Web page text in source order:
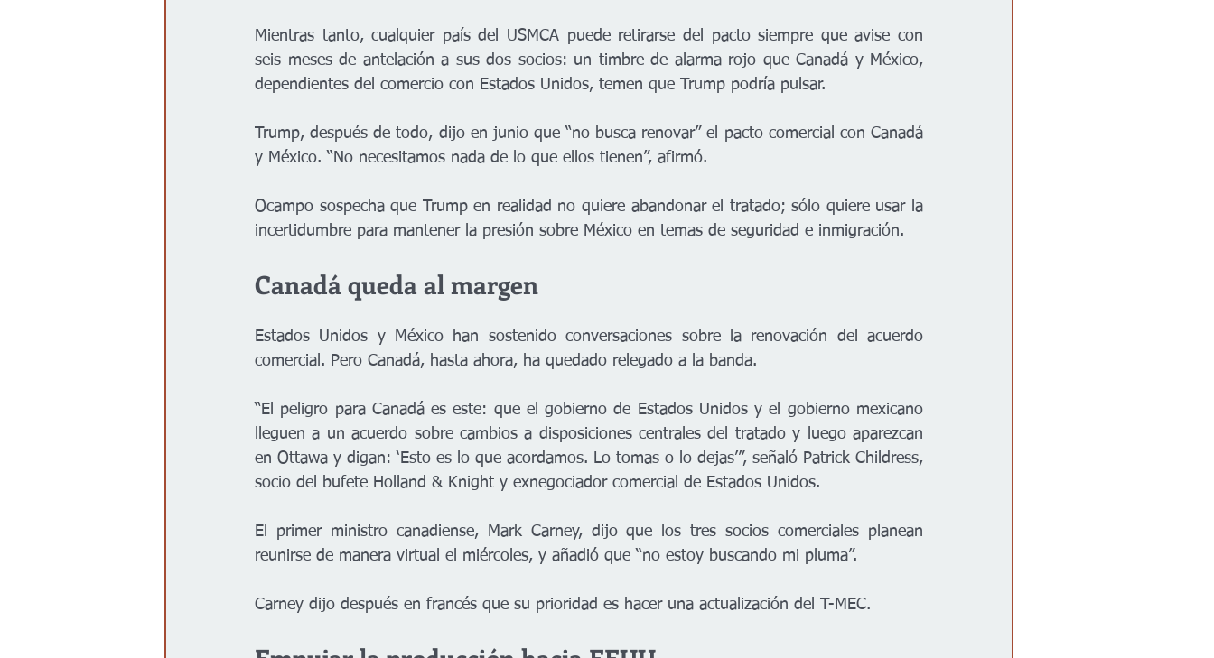
Mientras tanto, cualquier país del USMCA puede retirarse del pacto siempre que avise con
seis meses de antelación a sus dos socios: un timbre de alarma rojo que Canadá y México,
dependientes del comercio con Estados Unidos, temen que Trump podría pulsar.
Trump, después de todo, dijo en junio que “no busca renovar” el pacto comercial con Canadá
y México. “No necesitamos nada de lo que ellos tienen”, afirmó.
Ocampo sospecha que Trump en realidad no quiere abandonar el tratado; sólo quiere usar la
incertidumbre para mantener la presión sobre México en temas de seguridad e inmigración.
Canadá queda al margen
Estados Unidos y México han sostenido conversaciones sobre la renovación del acuerdo
comercial. Pero Canadá, hasta ahora, ha quedado relegado a la banda.
“El peligro para Canadá es este: que el gobierno de Estados Unidos y el gobierno mexicano
lleguen a un acuerdo sobre cambios a disposiciones centrales del tratado y luego aparezcan
en Ottawa y digan: ‘Esto es lo que acordamos. Lo tomas o lo dejas’”, señaló Patrick Childress,
socio del bufete Holland & Knight y exnegociador comercial de Estados Unidos.
El primer ministro canadiense, Mark Carney, dijo que los tres socios comerciales planean
reunirse de manera virtual el miércoles, y añadió que “no estoy buscando mi pluma”.
Carney dijo después en francés que su prioridad es hacer una actualización del T-MEC.